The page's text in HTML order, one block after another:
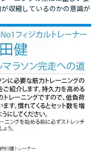
収縮しているのかの意識が